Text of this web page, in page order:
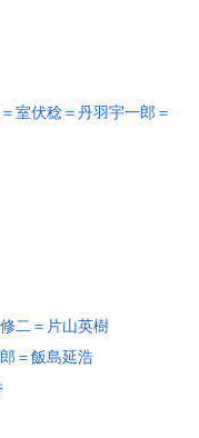
室伏稔＝丹羽宇一郎＝
二＝片山英樹
＝飯島延浩